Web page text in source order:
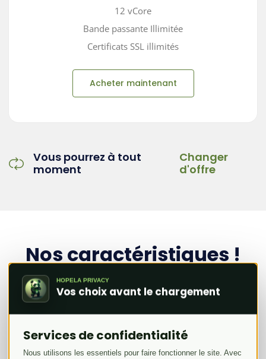
12 vCore
Bande passante Illimitée
Certificats SSL illimités
Acheter maintenant
Vous pourrez à tout
moment
Changer
d'offre
Nos caractéristiques !
N'ayez plus peur de l'impact de votre site,
voyez grand, osez grand.
Avantages Caractéristiques
HOPELA PRIVACY
Vos choix avant le chargement
Services de confidentialité
Nous utilisons les essentiels pour faire fonctionner le site. Avec